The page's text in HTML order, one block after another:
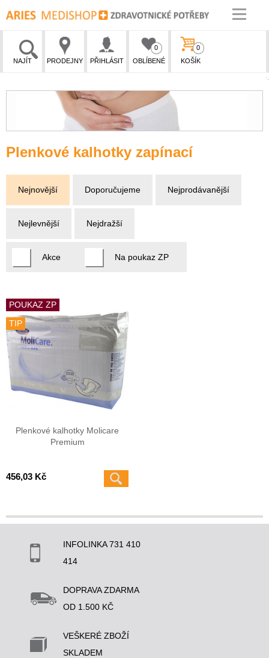
NAJÍT PRODEJNY PŘIHLÁSIT OBLÍBENÉ
0
KOŠÍK
0
Plenkové kalhotky zapínací
Nejnovější Doporučujeme Nejprodávanější
Nejlevnější Nejdražší
Akce Na poukaz ZP
POUKAZ ZP
TIP
Plenkové kalhotky Molicare
Premium
456,03 Kč
INFOLINKA 731 410
414
DOPRAVA ZDARMA
OD 1.500 KČ
VEŠKERÉ ZBOŽÍ
SKLADEM